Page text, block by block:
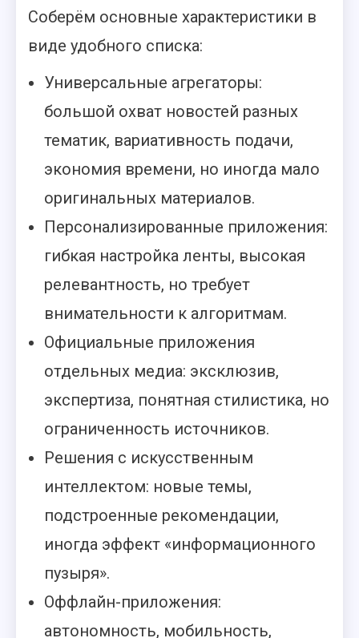
Соберём основные характеристики в
виде удобного списка:
Универсальные агрегаторы:
большой охват новостей разных
тематик, вариативность подачи,
экономия времени, но иногда мало
оригинальных материалов.
Персонализированные приложения:
гибкая настройка ленты, высокая
релевантность, но требует
внимательности к алгоритмам.
Официальные приложения
отдельных медиа: эксклюзив,
экспертиза, понятная стилистика, но
ограниченность источников.
Решения с искусственным
интеллектом: новые темы,
подстроенные рекомендации,
иногда эффект «информационного
пузыря».
Оффлайн-приложения:
автономность, мобильность,